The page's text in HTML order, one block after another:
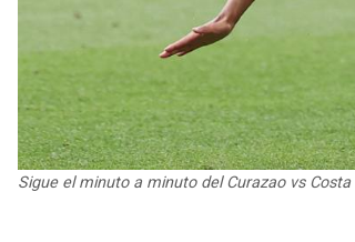
Sigue el minuto a minuto del Curazao vs